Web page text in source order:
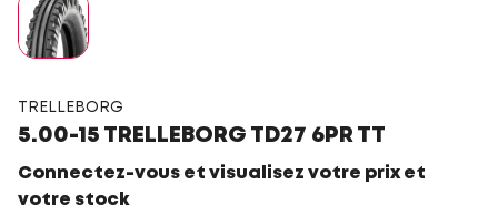
TRELLEBORG
5.00-15 TRELLEBORG TD27 6PR TT
Connectez-vous et visualisez votre prix et
votre stock